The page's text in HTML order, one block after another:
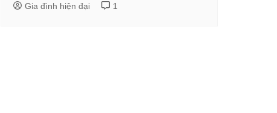
Gia đình hiện đại 1